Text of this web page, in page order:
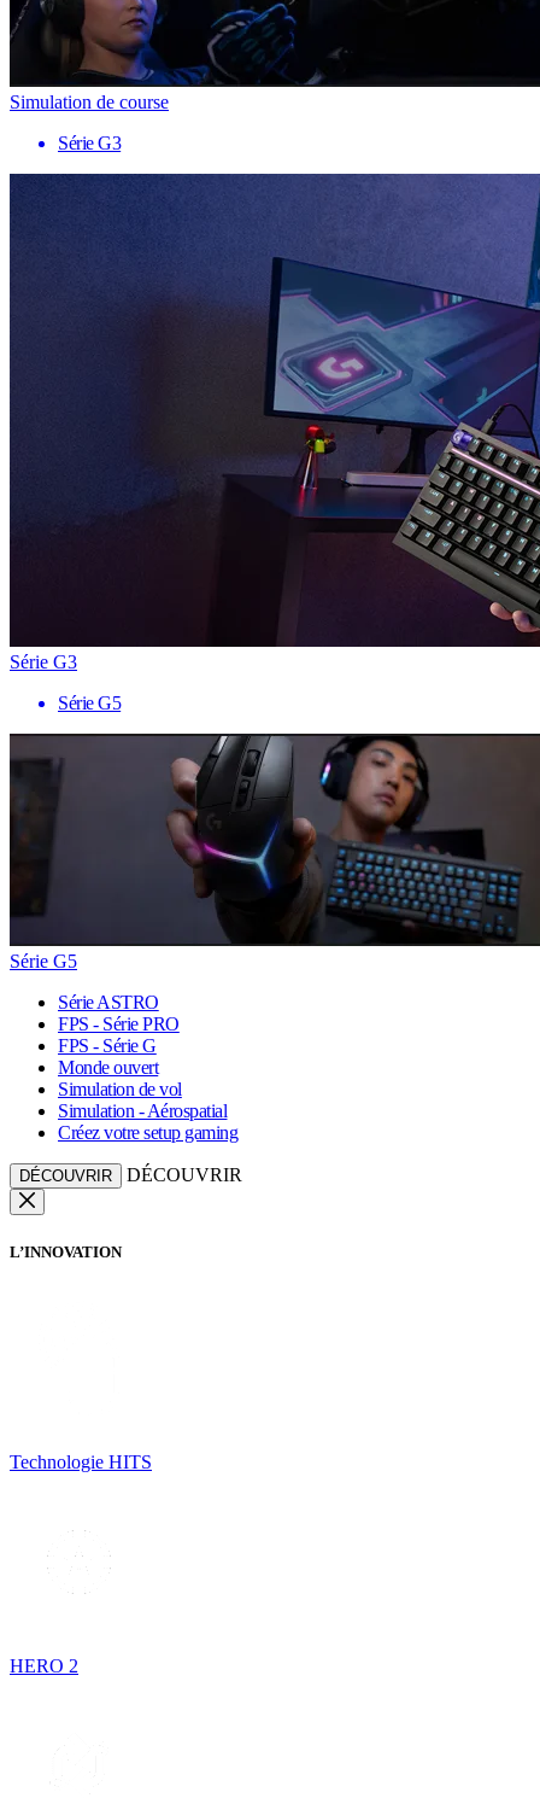
Simulation de course
Série G3
Série G3
Série G5
Série G5
Série ASTRO
FPS - Série PRO
FPS - Série G
Monde ouvert
Simulation de vol
Simulation - Aérospatial
Créez votre setup gaming
DÉCOUVRIR DÉCOUVRIR
L’INNOVATION
Technologie HITS
HERO 2